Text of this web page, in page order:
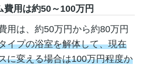
用は約50～100万円
用は、約50万円から約80万円
イプの浴室を解体して、現在
に変える場合は100万円程度か